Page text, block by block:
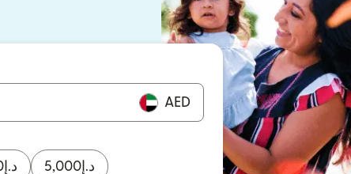
ม่)
AED
د.إ د.إ 5,000